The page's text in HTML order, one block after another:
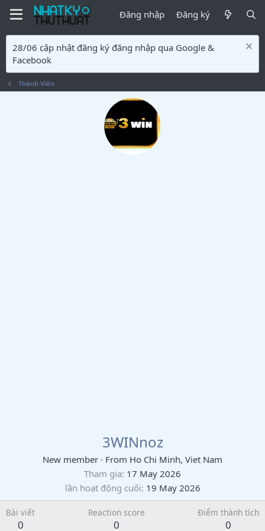
Đăng nhập Đăng ký
28/06 cập nhật đăng ký đăng nhập qua Google &
Facebook
Thành Viên
3WINnoz
New member · From Ho Chi Minh, Viet Nam
Tham gia 17 May 2026
lần hoạt động cuối 19 May 2026
Bài viết
0
Reaction score
0
Điểm thành tích
0